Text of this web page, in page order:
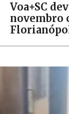
Voa+SC
novembro